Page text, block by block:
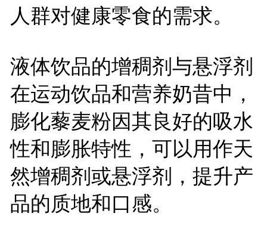
人群对健康零食的需求。
液体饮品的增稠剂与悬浮剂
在运动饮品和营养奶昔中，
膨化藜麦粉因其良好的吸水
性和膨胀特性，可以用作天
然增稠剂或悬浮剂，提升产
品的质地和口感。